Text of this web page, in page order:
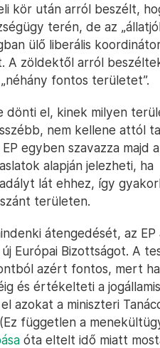
kör után arról beszélt,
terén, de az
ülő liberális
A zöldektől arról
fontos területet”.
dönti el, kinek milyen
nem kellene attól
egyben szavazza majd
alapján jelezheti, ha
lát ehhez, így
területen.
átengedését, az EP
Európai Bizottságot. A
azért fontos, mert
és értékelteti a
azokat a miniszteri
független a
óta eltelt idő miatt